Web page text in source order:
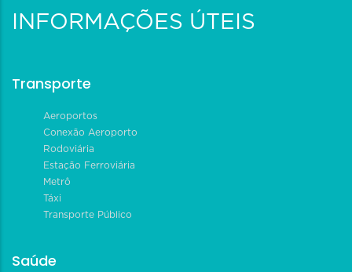
INFORMAÇÕES ÚTEIS
Transporte
Aeroportos
Conexão Aeroporto
Rodoviária
Estação Ferroviária
Metrô
Táxi
Transporte Público
Saúde